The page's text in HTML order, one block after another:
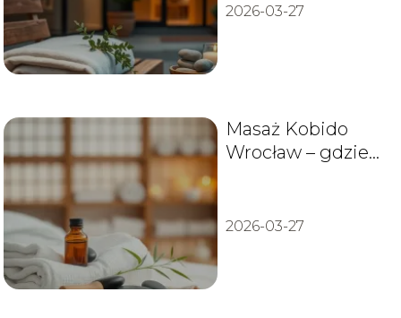
2026-03-27
Masaż Kobido
Wrocław – gdzie
2026-03-27